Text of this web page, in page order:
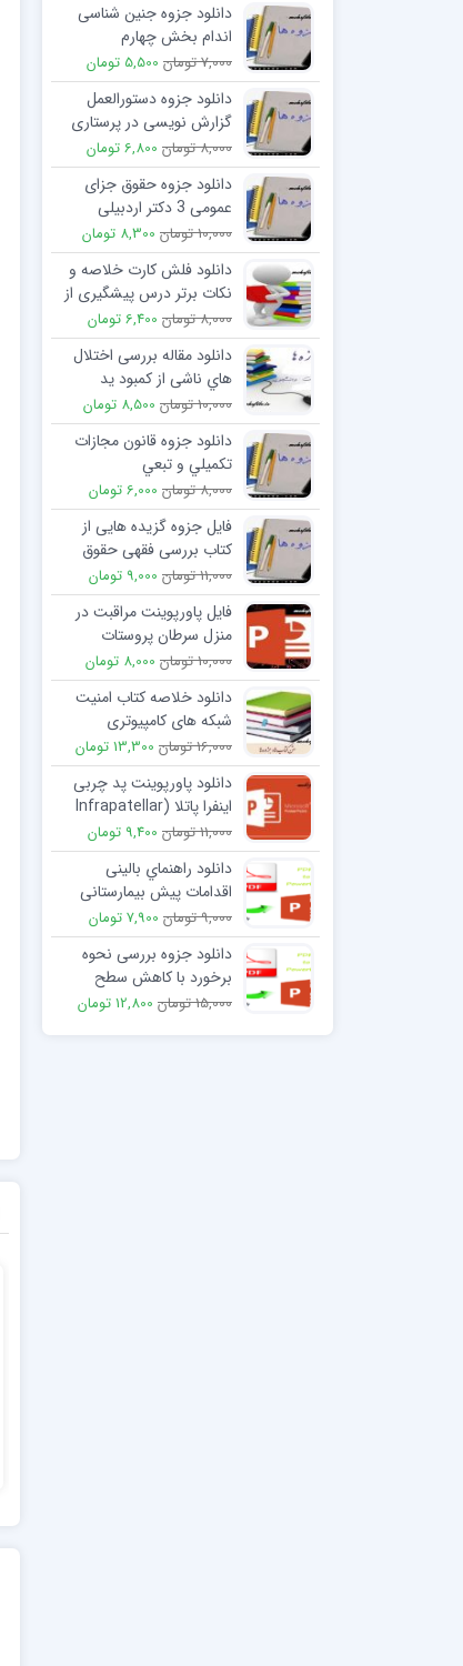
دانلود جزوه جنین شناسی
اندام بخش چهارم
7,000 تومان 5,500 تومان
دانلود جزوه دستورالعمل
گزارش نویسی در پرستاری
8,000 تومان 6,800 تومان
دانلود جزوه حقوق جزای
عمومی 3 دکتر اردبیلی
10,000 تومان 8,300 تومان
دانلود فلش کارت خلاصه و
نکات برتر درس پیشگیری از
وقوع جرم
8,000 تومان 6,400 تومان
دانلود مقاله بررسی اختلال
هاي ناشی از کمبود ید
10,000 تومان 8,500 تومان
دانلود جزوه قانون مجازات
تكميلي و تبعي
8,000 تومان 6,000 تومان
فایل جزوه گزیده هایی از
کتاب بررسی فقهی حقوق
خانواده (نکاح و انحلال آن)
11,000 تومان 9,000 تومان
فایل پاورپوینت مراقبت در
منزل سرطان پروستات
10,000 تومان 8,000 تومان
دانلود خلاصه کتاب امنیت
شبکه های کامپیوتری
16,000 تومان 13,300 تومان
دانلود پاورپوینت پد چربی
اینفرا پاتلا (Infrapatellar
Fat Pad)
11,000 تومان 9,400 تومان
دانلود راهنماي بالینی
اقدامات پیش بیمارستانی
گزش (مارگزیدگی، عقرب
گزیدگی)
9,000 تومان 7,900 تومان
دانلود جزوه بررسی نحوه
برخورد با کاهش سطح
هوشیاری در اورژانس
15,000 تومان 12,800 تومان